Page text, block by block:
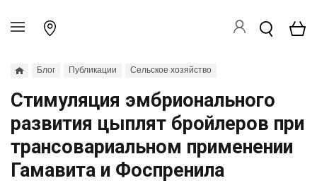
Блог Публикации Сельское хозяйство
Стимуляция эмбрионального
развития цыплят бройлеров при
трансовариальном применении
Гамавита и Фоспренила